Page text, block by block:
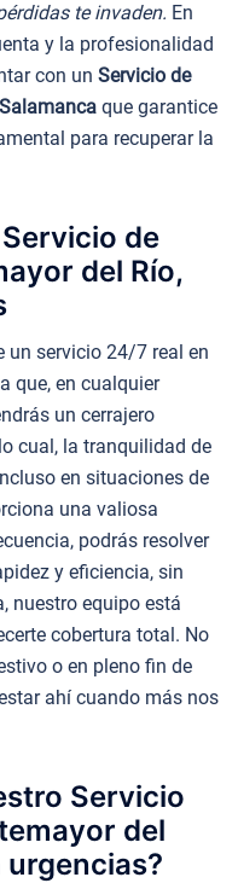
te invaden. En
y la profesionalidad
con un Servicio de
que garantice
para recuperar la
de
del Río,
un servicio 24/7 real en
que, en cualquier
un cerrajero
cual, la tranquilidad de
en situaciones de
una valiosa
podrás resolver
y eficiencia, sin
nuestro equipo está
cobertura total. No
o en pleno fin de
ahí cuando más nos
Servicio
del
urgencias?